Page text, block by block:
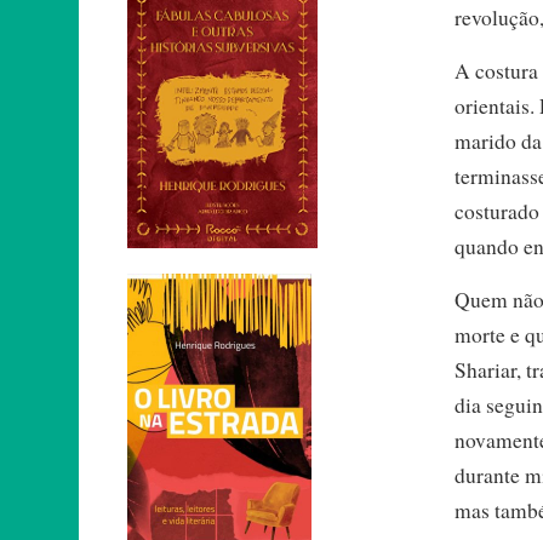
A
orientais.
marido
quando
Quem
morte e
Shariar,
dia
durante
mas